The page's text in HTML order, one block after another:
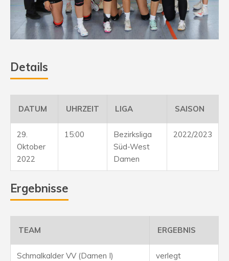
Details
DATUM UHRZEIT LIGA SAISON
29.
Oktober
2022
15:00
Bezirksliga
Süd-West
Damen
2022/2023
Ergebnisse
TEAM ERGEBNIS
Schmalkalder VV (Damen I) verlegt